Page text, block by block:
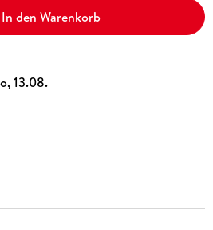
In den Warenkorb
13.08.